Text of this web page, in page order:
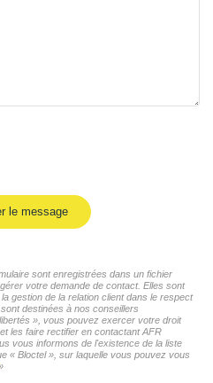
le message
sont enregistrées dans un fichier
votre demande de contact. Elles sont
gestion de la relation client dans le respect
destinées à nos conseillers
», vous pouvez exercer votre droit
les faire rectifier en contactant AFR
vous informons de l'existence de la liste
« Bloctel », sur laquelle vous pouvez vous